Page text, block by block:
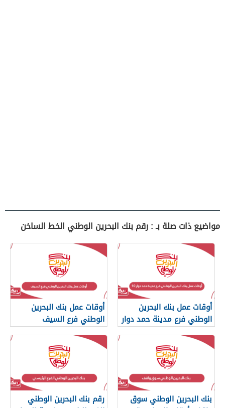
مواضيع ذات صلة بـ : رقم بنك البحرين الوطني الخط الساخن
أوقات عمل بنك البحرين
الوطني فرع مدينة حمد دوار
10
أوقات عمل بنك البحرين
الوطني فرع السيف
بنك البحرين الوطني سوق
رقم بنك البحرين الوطني